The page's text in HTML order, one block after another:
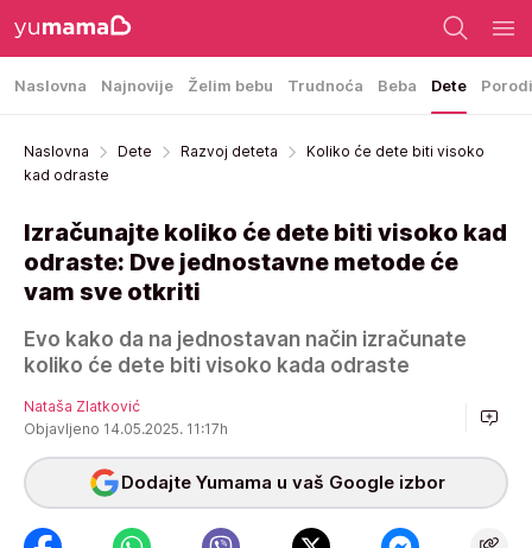
Naslovna Najnovije Želim bebu Trudnoća Beba Dete
Naslovna Dete Razvoj deteta
Koliko će dete biti visoko
kad odraste
Izračunajte koliko će dete biti visoko kad
odraste: Dve jednostavne metode će
vam sve otkriti
Evo kako da na jednostavan način izračunate
koliko će dete biti visoko kada odraste
Nataša Zlatković
Objavljeno 14.05.2025. 11:17h
Dodajte Yumama u vaš Google izbor